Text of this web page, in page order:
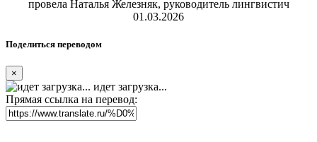
провела Наталья Железняк, руководитель лингвистич
01.03.2026
Поделиться переводом
×
идет загрузка...
Прямая ссылка на перевод: